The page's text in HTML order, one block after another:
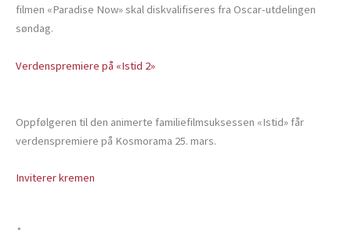
filmen «Paradise Now» skal diskvalifiseres fra Oscar-utdelingen
søndag.
Verdenspremiere på «Istid 2»
Oppfølgeren til den animerte familiefilmsuksessen «Istid» får
verdenspremiere på Kosmorama 25. mars.
Inviterer kremen